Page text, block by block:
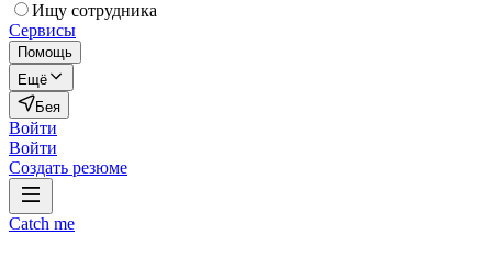
Ищу сотрудника
Сервисы
Помощь
Ещё
Бея
Войти
Войти
Создать резюме
Catch me